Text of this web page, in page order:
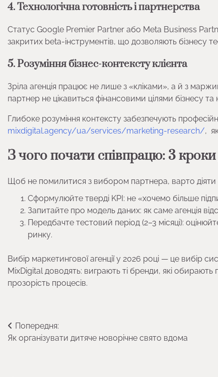
4. Технологічна готовність і партнерства
Статус Google Premier Partner або Meta Business
закритих beta-інструментів, що дозволяють бізнесу
5. Розуміння бізнес-контексту клієнта
Зріла агенція працює не лише з «кліками», а й з
партнер не цікавиться фінансовими цілями бізнесу
Глибоке розуміння контексту забезпечують
mixdigital.agency/ua/services/marketing-research/,
З чого почати співпрацю: 3 кроки
Щоб не помилитися з вибором партнера, варто діяти
Сформулюйте тверді KPI: не «хочемо більше
Запитайте про модель даних: як саме агенція
Передбачте тестовий період (2–3 місяці):
ринку.
Вибір маркетингової агенції у 2026 році — це вибір
MixDigital доводять: виграють ті бренди, які
прозорість процесів.
Навігація
записів
Попередня:
Як організувати дитяче новорічне свято вдома